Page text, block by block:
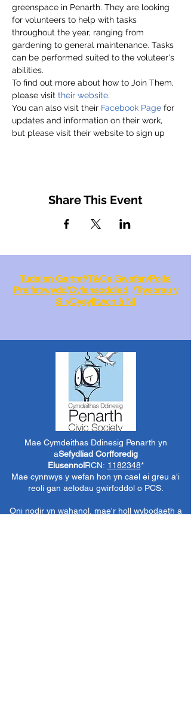
greenspace in Penarth. They are looking
for volunteers to help with tasks
throughout the year, ranging from
gardening to general maintenance. Tasks
can be performed suited to the voluteer's
abilities.
To find out more about how to Join Them,
please visit their website.
You can also visit their Facebook Page for
updates and information on their work,
but please visit their website to sign up
Share This Event
Tudalen Gartref/T&Cs Gwefan/Polisi
Preifatrwydd/Cyfansoddiad/Trysorau y
Sir/Cysylltwch â Ni
Mae Cymdeithas Ddinesig Penarth yn
aSefydliad Corfforedig
ElusennolRCN: 1182348*
Mae cynnwys y wefan hon yn cael ei greu a'i
reoli gan aelodau gwirfoddol o PCS.
Oni nodir yn wahanol, mae'r holl wybodaeth a